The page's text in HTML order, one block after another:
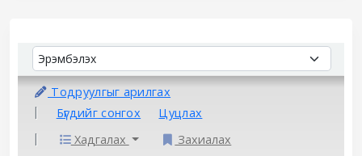
Sort
Sort by:
Тодруулгыг арилгах
Бүгдийг сонгох
Цуцлах
Хадгалах
Захиалах